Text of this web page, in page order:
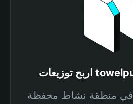
في منطقة نشاط محفظة Bitget Wallet،